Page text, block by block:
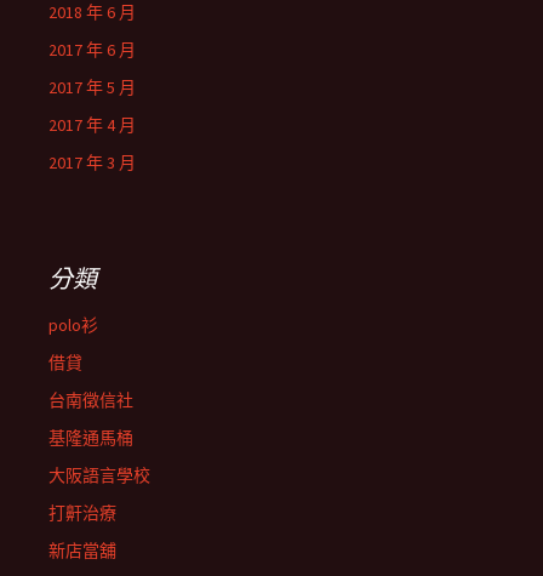
2018 年 6 月
2017 年 6 月
2017 年 5 月
2017 年 4 月
2017 年 3 月
分類
polo衫
借貸
台南徵信社
基隆通馬桶
大阪語言學校
打鼾治療
新店當舖